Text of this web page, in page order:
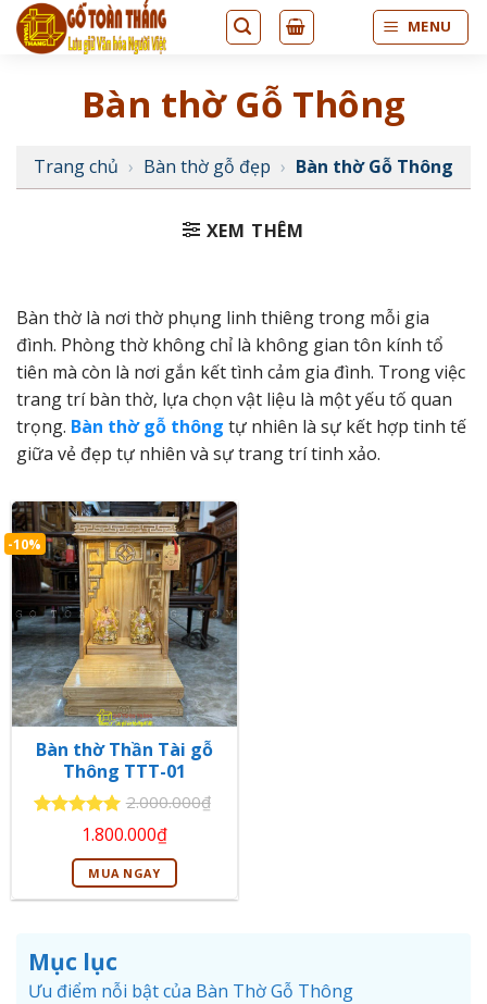
Bỏ
qua
MENU
Bàn thờ Gỗ Thông
Trang chủ › Bàn thờ gỗ đẹp › Bàn thờ Gỗ Thông
XEM THÊM
Bàn thờ là nơi thờ phụng linh thiêng trong mỗi gia
đình. Phòng thờ không chỉ là không gian tôn kính tổ
tiên mà còn là nơi gắn kết tình cảm gia đình. Trong việc
trang trí bàn thờ, lựa chọn vật liệu là một yếu tố quan
trọng. Bàn thờ gỗ thông tự nhiên là sự kết hợp tinh tế
giữa vẻ đẹp tự nhiên và sự trang trí tinh xảo.
-10%
Bàn thờ Thần Tài gỗ
Thông TTT-01
Được xếp
5
2.000.000₫
Giá
gốc
là:
2.000.000₫.
1.800.000₫Giá
tại
là:
1.800.000₫.
MUA NGAY
Mục lục
Ưu điểm nỗi bật của Bàn Thờ Gỗ Thông